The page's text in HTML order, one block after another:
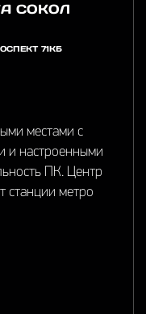
СОКОЛ
71КБ
местами с
и настроенными
ПК. Центр
станции метро